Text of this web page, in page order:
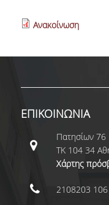
ΜΕΛΗ
ΕΠΙΤΙΜΟΙ
Ανακοίνωση
ΕΠΙΚΟΙΝΩΝΙΑ
Πατησίων 76
ΤΚ 104 34
Χάρτης
2108203